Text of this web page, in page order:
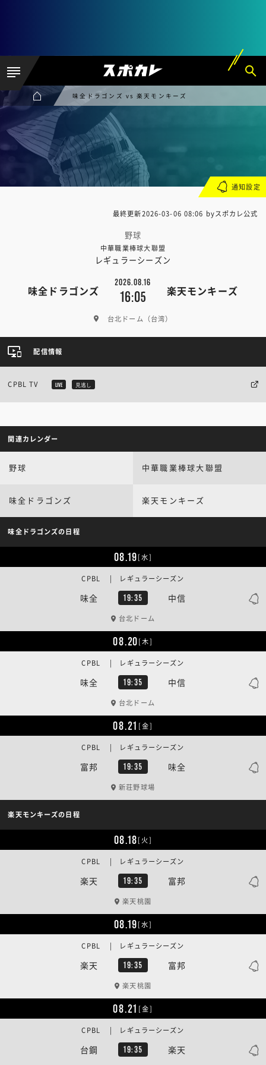
味全ドラゴンズ vs 楽天モンキーズ
最終更新2026-03-06 08:06 byスポカレ公式
野球
中華職業棒球大聯盟
レギュラーシーズン
味全ドラゴンズ
2026.08.16
16:05 楽天モンキーズ
台北ドーム（台湾）
通知設定
配信情報
CPBL TV LIVE 見逃し
関連カレンダー
野球 中華職業棒球大聯盟
味全ドラゴンズ 楽天モンキーズ
味全ドラゴンズの日程
08.19[水]
味全 19:35 中信
CPBL | レギュラーシーズン
台北ドーム
08.20[木]
味全 19:35 中信
CPBL | レギュラーシーズン
台北ドーム
08.21 [金]
富邦 19:35 味全
CPBL | レギュラーシーズン
新荘野球場
楽天モンキーズの日程
08.18[火]
楽天 19:35 富邦
CPBL | レギュラーシーズン
楽天桃園
08.19[水]
楽天 19:35 富邦
CPBL | レギュラーシーズン
楽天桃園
08.21 [金]
台鋼 19:35 楽天
CPBL | レギュラーシーズン